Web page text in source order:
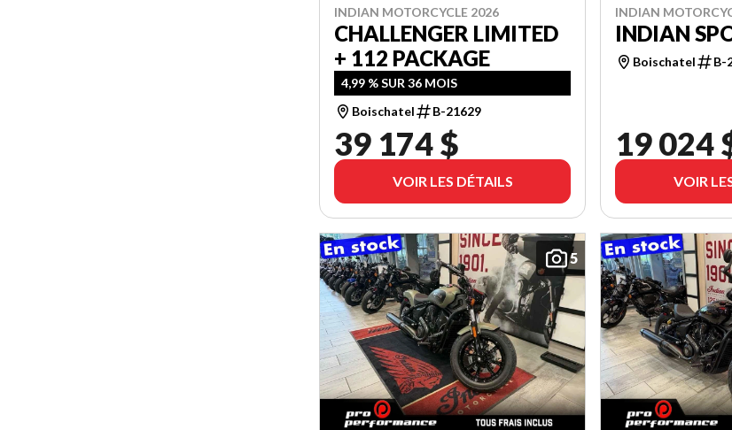
INDIAN MOTORCYCLE 2026
CHALLENGER LIMITED
+ 112 PACKAGE
4,99 % SUR 36 MOIS
Boischatel
B-21629
39 174 $
VOIR LES DÉTAILS
INDIAN
INDIAN
Boischatel B-
19 024
VOIR
5